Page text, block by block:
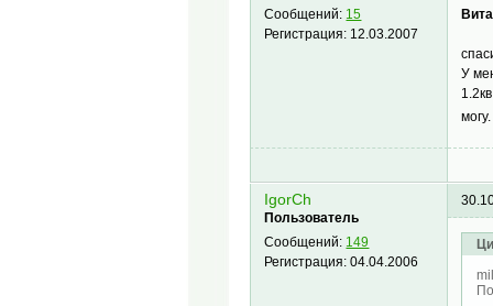
Сообщений: 15
Регистрация: 12.03.2007
У
IgorCh
Пользователь
Сообщений: 149
Регистрация:04.04.2006